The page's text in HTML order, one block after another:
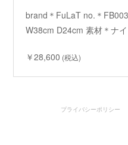
brand＊FuLaT no.＊
W38cm D24cm 素材＊ナ
￥28,600 (税込)
プライバシーポリシー